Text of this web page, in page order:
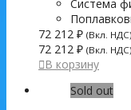
Система
72 212 ₽ (Вкл. НДС)
72 212 ₽ (Вкл. НДС)
В корзину
Sold out